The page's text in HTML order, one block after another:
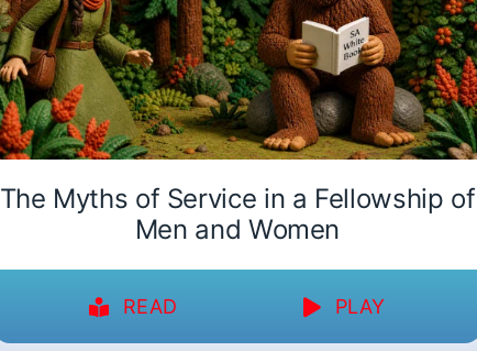
The Myths of Service in a Fellowship of
Men and Women
READ PLAY